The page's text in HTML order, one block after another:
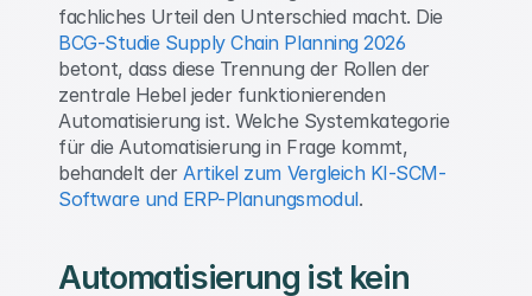
fachliches Urteil den Unterschied macht. Die
BCG-Studie Supply Chain Planning 2026
betont, dass diese Trennung der Rollen der
zentrale Hebel jeder funktionierenden
Automatisierung ist. Welche Systemkategorie
für die Automatisierung in Frage kommt,
behandelt der Artikel zum Vergleich KI-SCM-
Software und ERP-Planungsmodul.
Automatisierung ist kein